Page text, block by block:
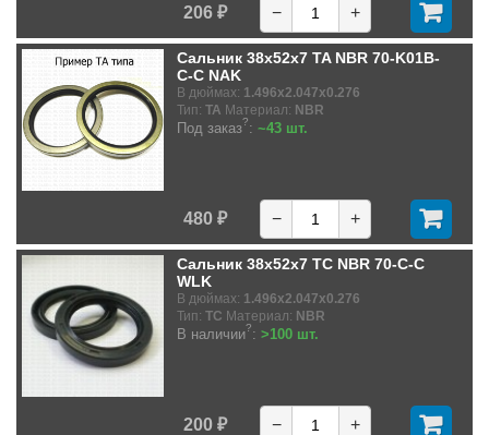
206 ₽ − +
Сальник 38x52x7 TA NBR 70-K01B-
C-C NAK
В дюймах: 1.496x2.047x0.276
Тип: TA Материал: NBR
Под заказ?: ~43 шт.
480 ₽ − +
Сальник 38x52x7 TC NBR 70-C-C
WLK
В дюймах: 1.496x2.047x0.276
Тип: TC Материал: NBR
В наличии?: >100 шт.
200 ₽ − +